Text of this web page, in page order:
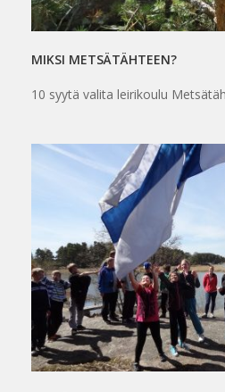
MIKSI METSÄTÄHTEEN?
10 syytä valita leirikoulu